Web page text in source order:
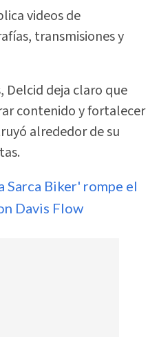
videos de
transmisiones y
Delcid deja claro que
contenido y fortalecer
alrededor de su
Sarca Biker' rompe el
Davis Flow